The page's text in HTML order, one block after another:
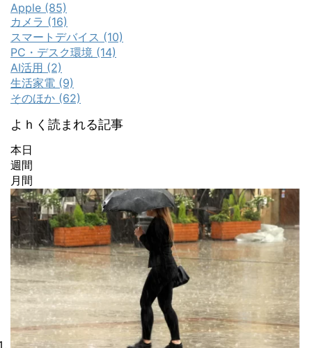
Apple (85)
カメラ (16)
スマートデバイス (10)
PC・デスク環境 (14)
AI活用 (2)
生活家電 (9)
そのほか (62)
よｈく読まれる記事
本日
週間
月間